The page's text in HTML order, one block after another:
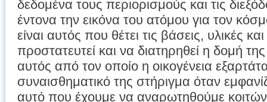
δεδομένα τους περιορισμούς και τις
έντονα την εικόνα του ατόμου για τον
είναι αυτός που θέτει τις βάσεις, υλικές
προστατευτεί και να διατηρηθεί η δομή
αυτός από τον οποίο η οικογένεια
συναισθηματικό της στήριγμα όταν
αυτό που έχουμε να αναρωτηθούμε